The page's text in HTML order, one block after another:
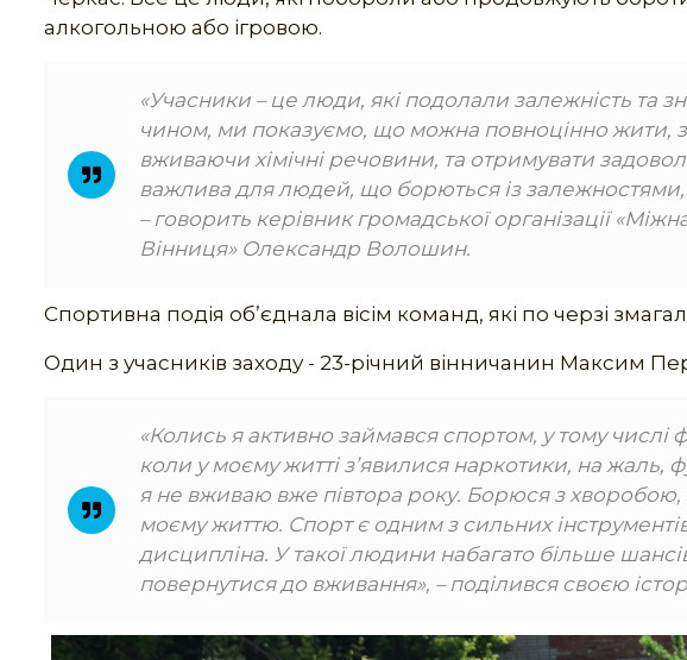
алкогольною або ігровою.
«Учасники – це люди, які подолали залежність та
чином, ми показуємо, що можна повноцінно жити,
вживаючи хімічні речовини, та отримувати
важлива для людей, що борються із залежностями,
– говорить керівник громадської організації
Вінниця» Олександр Волошин.
Спортивна подія об’єднала вісім команд, які по черзі
Один з учасників заходу - 23-річний вінничанин Максим
«Колись я активно займався спортом, у тому числі
коли у моєму житті з’явилися наркотики, на жаль,
я не вживаю вже півтора року. Борюся з хворобою,
моєму життю. Спорт є одним з сильних
дисципліна. У такої людини набагато більше
повернутися до вживання», – поділився своєю